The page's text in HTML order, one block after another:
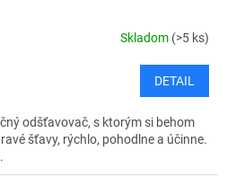
Skladom (>5 ks)
DETAIL
odšťavovač, s ktorým si behom
šťavy, rýchlo, pohodlne a účinne.